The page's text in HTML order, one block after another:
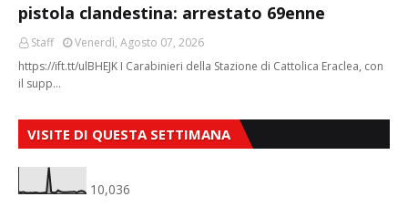
pistola clandestina: arrestato 69enne
Staff
Venerdì, Agosto 07, 2026
https://ift.tt/ulBHEJK I Carabinieri della Stazione di Cattolica Eraclea, con
il supp…
VISITE DI QUESTA SETTIMANA
10,036